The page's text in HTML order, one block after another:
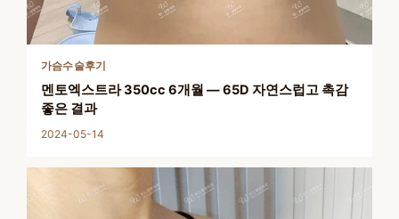
가슴수술후기
멘토엑스트라 350cc 6개월 — 65D 자연스럽고 촉감
좋은 결과
2024-05-14